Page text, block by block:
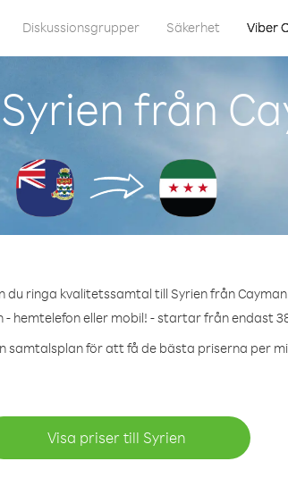
Diskussionsgrupper Säkerhet Viber
från
du ringa kvalitetssamtal till Syrien från
- hemtelefon eller mobil! - startar från endast
samtalsplan för att få de bästa priserna per
Visa priser till Syrien